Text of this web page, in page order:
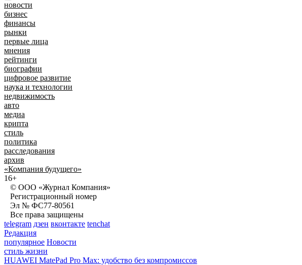
новости
бизнес
финансы
рынки
первые лица
мнения
рейтинги
биографии
цифровое развитие
наука и технологии
недвижимость
авто
медиа
крипта
стиль
политика
расследования
архив
«Компания будущего»
16+
© ООО «Журнал Компания»
Регистрационный номер
Эл № ФС77-80561
Все права защищены
telegram дзен вконтакте tenchat
Редакция
популярное Новости
стиль жизни
HUAWEI MatePad Pro Max: удобство без компромиссов